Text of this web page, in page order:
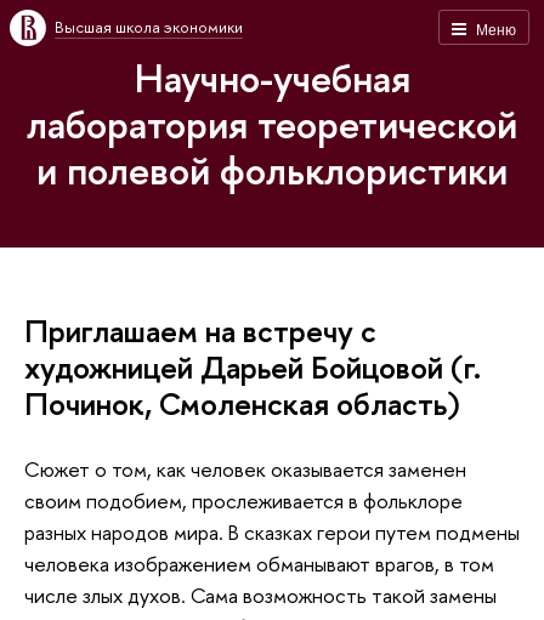
Меню
Высшая школа экономики
Научно-учебная
лаборатория теоретической
и полевой фольклористики
Приглашаем на встречу с
художницей Дарьей Бойцовой (г.
Починок, Смоленская область)
Сюжет о том, как человек оказывается заменен
своим подобием, прослеживается в фольклоре
разных народов мира. В сказках герои путем подмены
человека изображением обманывают врагов, в том
числе злых духов. Сама возможность такой замены